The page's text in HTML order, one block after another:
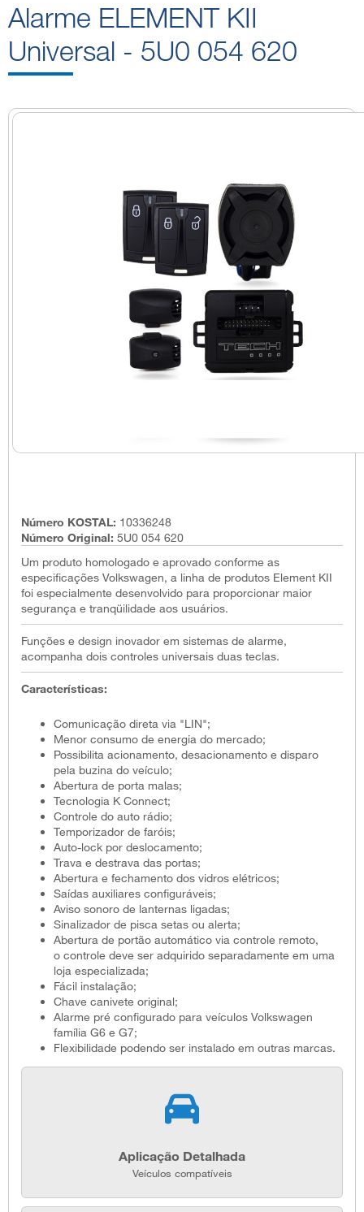
Alarme ELEMENT KII
Universal - 5U0 054 620
Número KOSTAL: 10336248
Número Original: 5U0 054 620
Um produto homologado e aprovado conforme as
especificações Volkswagen, a linha de produtos Element KII
foi especialmente desenvolvido para proporcionar maior
segurança e tranqüilidade aos usuários.
Funções e design inovador em sistemas de alarme,
acompanha dois controles universais duas teclas.
Características:
Comunicação direta via "LIN";
Menor consumo de energia do mercado;
Possibilita acionamento, desacionamento e disparo
pela buzina do veículo;
Abertura de porta malas;
Tecnologia K Connect;
Controle do auto rádio;
Temporizador de faróis;
Auto-lock por deslocamento;
Trava e destrava das portas;
Abertura e fechamento dos vidros elétricos;
Saídas auxiliares configuráveis;
Aviso sonoro de lanternas ligadas;
Sinalizador de pisca setas ou alerta;
Abertura de portão automático via controle remoto,
o controle deve ser adquirido separadamente em uma
loja especializada;
Fácil instalação;
Chave canivete original;
Alarme pré configurado para veículos Volkswagen
família G6 e G7;
Flexibilidade podendo ser instalado em outras marcas.
Aplicação Detalhada
Veículos compatíveis